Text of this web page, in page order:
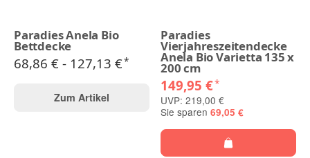
Paradies Anela Bio
Bettdecke
68,86 € - 127,13 €*
Zum Artikel
Paradies
Vierjahreszeitendecke
Anela Bio Varietta 135 x
200 cm
149,95 €*
UVP: 219,00 €
Sie sparen 69,05 €